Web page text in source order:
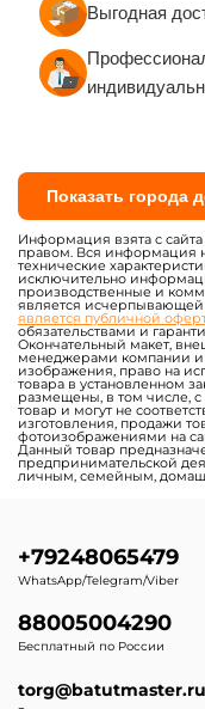
Выгодная
Показать города
Информация взята с
правом. Вся информация
технические
исключительно
производственные и
является
является публичной
обязательствами и
Окончательный макет,
менеджерами компании и
изображения, право на
товара в установленном
размещены, в том числе,
товар и могут не
изготовления, продажи
фотоизображениями на
Данный товар
предпринимательской
личным, семейным,
+79248065479
WhatsApp/Telegram/Viber
88005004290
Бесплатный по России
torg@batutmaster.ru